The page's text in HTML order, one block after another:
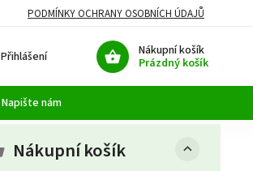
PODMÍNKY OCHRANY OSOBNÍCH ÚDAJŮ
Nákupní košík
Prázdný košík
Přihlášení
Napište nám
Nákupní košík